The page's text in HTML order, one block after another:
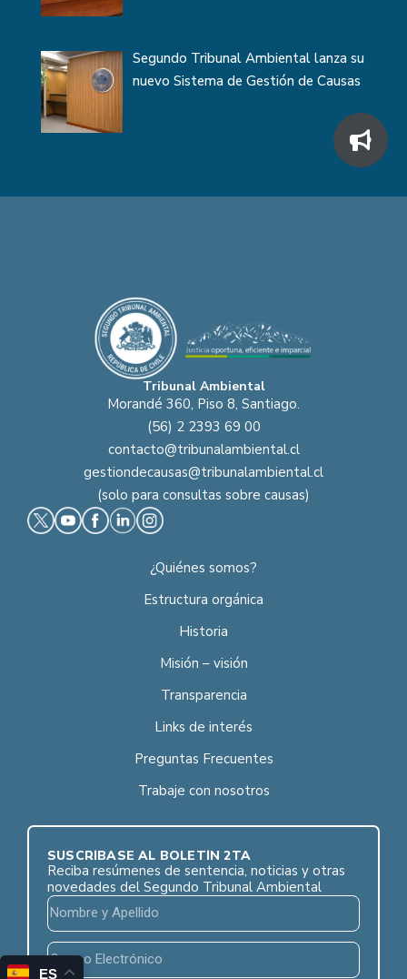
Segundo Tribunal Ambiental lanza su
nuevo Sistema de Gestión de Causas
Tribunal Ambiental
Morandé 360, Piso 8, Santiago.
(56) 2 2393 69 00
contacto@tribunalambiental.cl
gestiondecausas@tribunalambiental.cl
(solo para consultas sobre causas)
¿Quiénes somos?
Estructura orgánica
Historia
Misión – visión
Transparencia
Links de interés
Preguntas Frecuentes
Trabaje con nosotros
SUSCRÍBASE AL BOLETÍN 2TA
Reciba resúmenes de sentencia, noticias y otras
novedades del Segundo Tribunal Ambiental
ES